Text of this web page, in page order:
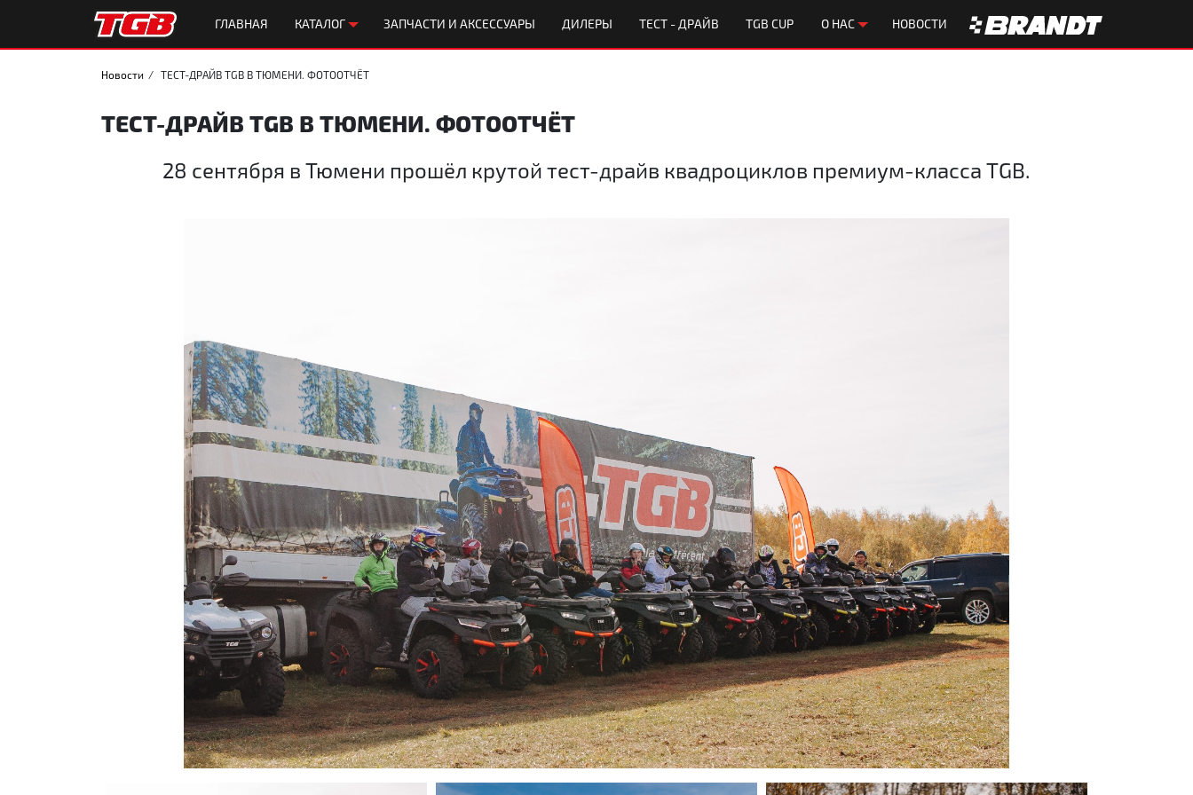
ГЛАВНАЯ КАТАЛОГ ЗАПЧАСТИ И АКСЕССУАРЫ ДИЛЕРЫ ТЕСТ - ДРАЙВ TGB CUP О НАС НОВОСТИ
Новости ТЕСТ-ДРАЙВ TGB В ТЮМЕНИ. ФОТООТЧЁТ
ТЕСТ-ДРАЙВ TGB В ТЮМЕНИ. ФОТООТЧЁТ
28 сентября в Тюмени прошёл крутой тест-драйв квадроциклов премиум-класса TGB.